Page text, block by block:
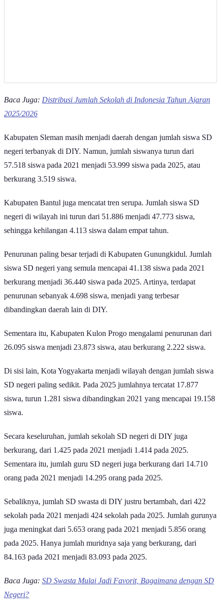
Baca Juga: Distribusi Jumlah Sekolah di Indonesia Tahun Ajaran
2025/2026
Kabupaten Sleman masih menjadi daerah dengan jumlah siswa SD
negeri terbanyak di DIY. Namun, jumlah siswanya turun dari
57.518 siswa pada 2021 menjadi 53.999 siswa pada 2025, atau
berkurang 3.519 siswa.
Kabupaten Bantul juga mencatat tren serupa. Jumlah siswa SD
negeri di wilayah ini turun dari 51.886 menjadi 47.773 siswa,
sehingga kehilangan 4.113 siswa dalam empat tahun.
Penurunan paling besar terjadi di Kabupaten Gunungkidul. Jumlah
siswa SD negeri yang semula mencapai 41.138 siswa pada 2021
berkurang menjadi 36.440 siswa pada 2025. Artinya, terdapat
penurunan sebanyak 4.698 siswa, menjadi yang terbesar
dibandingkan daerah lain di DIY.
Sementara itu, Kabupaten Kulon Progo mengalami penurunan dari
26.095 siswa menjadi 23.873 siswa, atau berkurang 2.222 siswa.
Di sisi lain, Kota Yogyakarta menjadi wilayah dengan jumlah siswa
SD negeri paling sedikit. Pada 2025 jumlahnya tercatat 17.877
siswa, turun 1.281 siswa dibandingkan 2021 yang mencapai 19.158
siswa.
Secara keseluruhan, jumlah sekolah SD negeri di DIY juga
berkurang, dari 1.425 pada 2021 menjadi 1.414 pada 2025.
Sementara itu, jumlah guru SD negeri juga berkurang dari 14.710
orang pada 2021 menjadi 14.295 orang pada 2025.
Sebaliknya, jumlah SD swasta di DIY justru bertambah, dari 422
sekolah pada 2021 menjadi 424 sekolah pada 2025. Jumlah gurunya
juga meningkat dari 5.653 orang pada 2021 menjadi 5.856 orang
pada 2025. Hanya jumlah muridnya saja yang berkurang, dari
84.163 pada 2021 menjadi 83.093 pada 2025.
Baca Juga: SD Swasta Mulai Jadi Favorit, Bagaimana dengan SD
Negeri?